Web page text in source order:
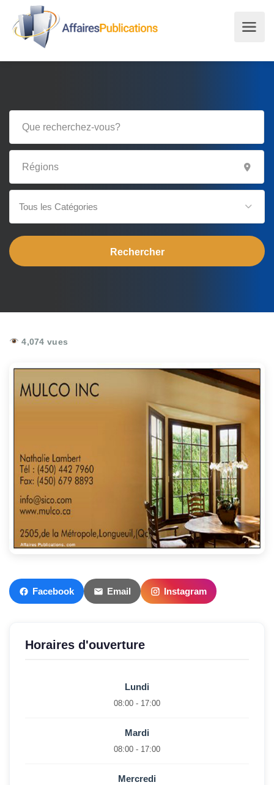
Tous les Catégories
4,074 vues
Facebook Email Instagram
Horaires d'ouverture
Lundi
08:00 - 17:00
Mardi
08:00 - 17:00
Mercredi